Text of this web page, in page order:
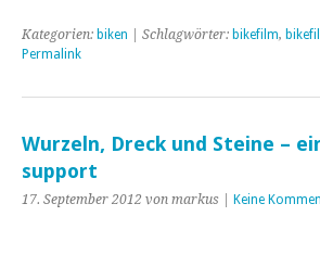
Kategorien: biken | Schlagwörter: bikefilm,
Permalink
Wurzeln, Dreck und Steine –
support
17. September 2012 von markus | Keine